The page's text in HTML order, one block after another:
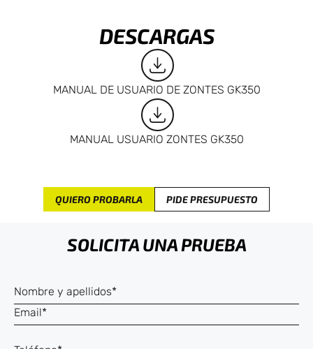
DESCARGAS
MANUAL DE USUARIO DE ZONTES GK350
MANUAL USUARIO ZONTES GK350
QUIERO PROBARLA PIDE PRESUPUESTO
SOLICITA UNA PRUEBA